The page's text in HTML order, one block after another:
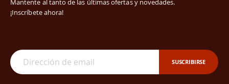
Mantente al tanto de las últimas ofertas y novedades.
¡Inscríbete ahora!
SUSCRIBIRSE